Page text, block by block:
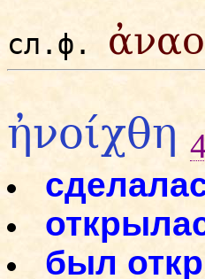
сл.ф.
ἠνοίχθη
был